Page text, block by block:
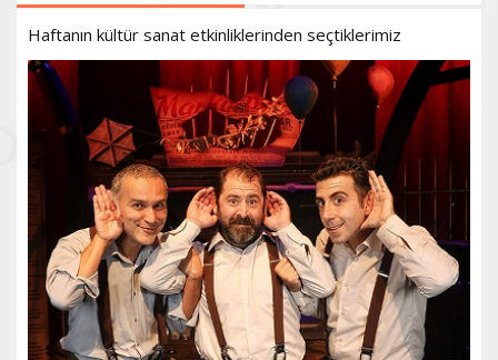
Haftanın kültür sanat etkinliklerinden seçtiklerimiz